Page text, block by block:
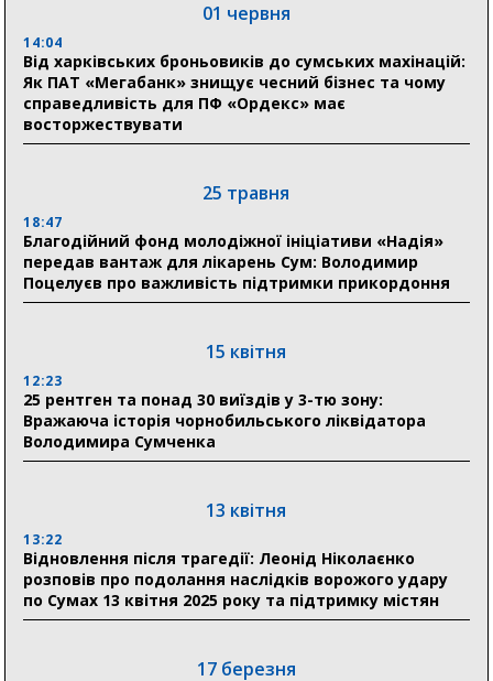
Пенсійний фонд Сумщини спрямував 0,2 млрд грн
на пенсії, страхові виплати та підтримку
прифронтових громад
прифронтової Сумщини: перша група оздоровилася
в Австрії
18:30
Ніколаєнко: у Сумах погодили 115 компенсацій на
відновлення житла майже на 6,6 млн грн
21:01
До 19 400 гривень на паливо: Пенсійний фонд
Сумщини пояснив, як отримати допомогу на зиму
«Укрексімбанк» припиняє виплату пенсій: у
людям
11:00
Артем Кобзар вручив родинам 20 полеглих Героїв
01 червня
14:04
Від харківських броньовиків до сумських махінацій:
Як ПАТ «Мегабанк» знищує чесний бізнес та чому
справедливість для ПФ «Ордекс» має
восторжествувати
25 травня
18:47
Благодійний фонд молодіжної ініціативи «Надія»
передав вантаж для лікарень Сум: Володимир
Поцелуєв про важливість підтримки прикордоння
15 квітня
12:23
25 рентген та понад 30 виїздів у 3-тю зону:
Вражаюча історія чорнобильського ліквідатора
Володимира Сумченка
13 квітня
13:22
Відновлення після трагедії: Леонід Ніколаєнко
розповів про подолання наслідків ворожого удару
по Сумах 13 квітня 2025 року та підтримку містян
17 березня